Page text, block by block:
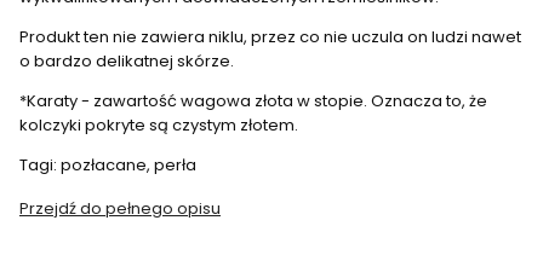
Produkt ten nie zawiera niklu, przez co nie uczula on ludzi nawet
o bardzo delikatnej skórze.
*Karaty - zawartość wagowa złota w stopie. Oznacza to, że
kolczyki pokryte są czystym złotem.
Tagi: pozłacane, perła
Przejdź do pełnego opisu